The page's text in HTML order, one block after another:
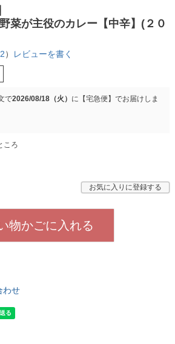
菜が主役のカレー【中辛】(２０
2） レビューを書く
で2026/08/18（火） に 【宅急便】 でお届けしま
ころ
お気に入りに登録する
物かごに入れる
わせ